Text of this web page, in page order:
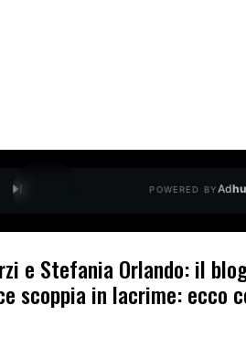
POWERED BYAd
e Stefania Orlando: il
scoppia in lacrime: ecco